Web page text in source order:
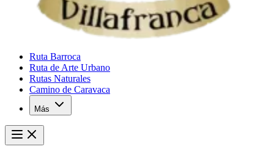
Ruta Barroca
Ruta de Arte Urbano
Rutas Naturales
Camino de Caravaca
Más